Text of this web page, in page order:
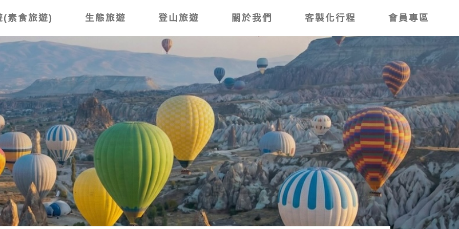
素食旅遊) 生態旅遊 登山旅遊 關於我們 客製化行程 會員專區